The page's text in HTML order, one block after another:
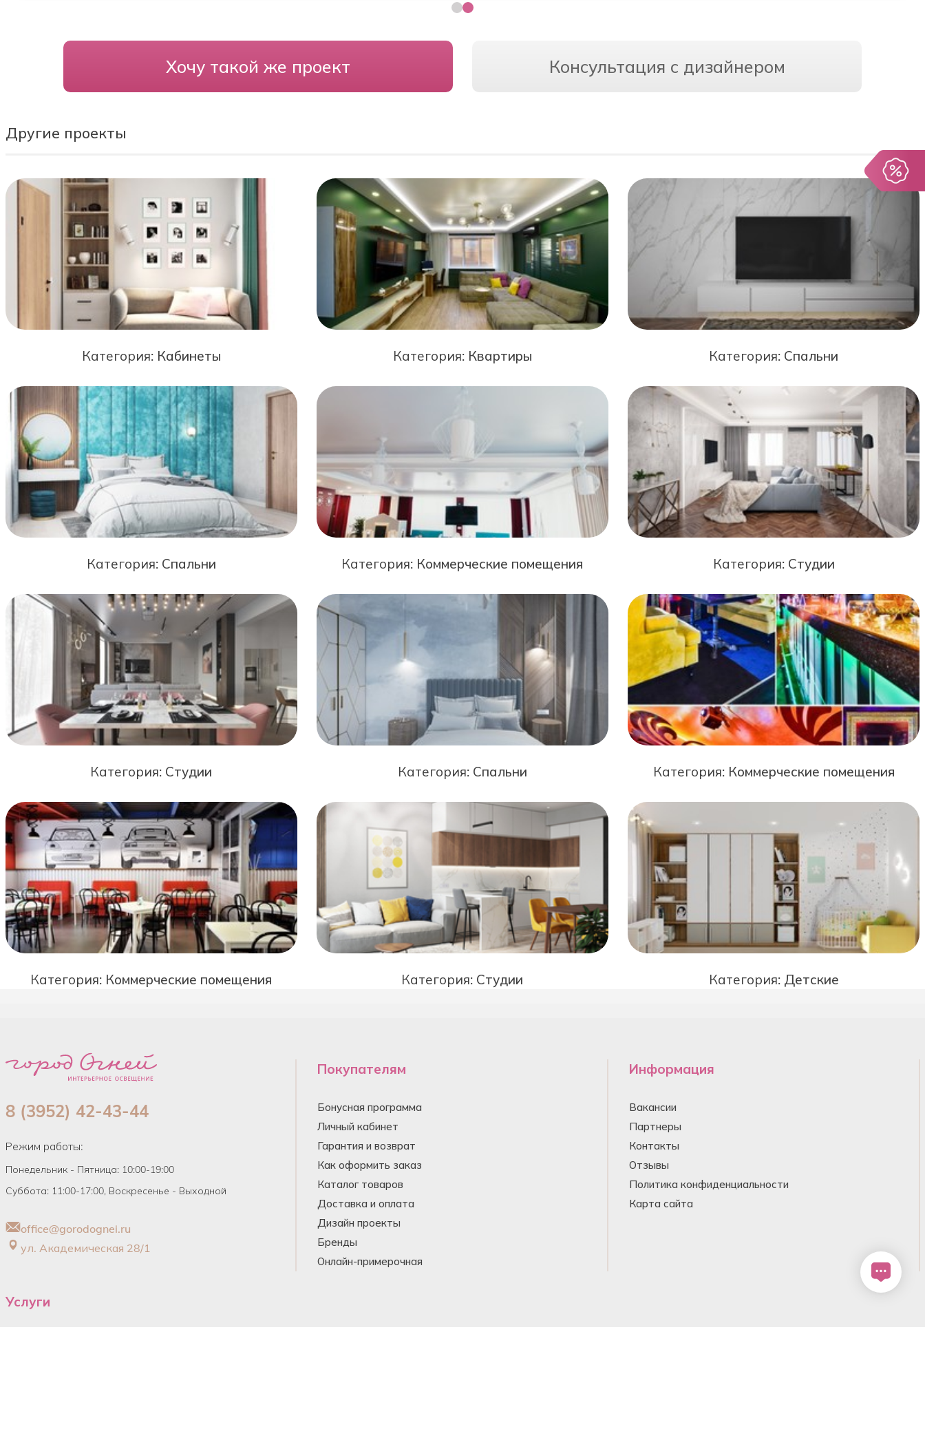
Хочу такой же проект Консультация с дизайнером
Другие проекты
Категория: Кабинеты Категория: Квартиры Категория: Спальни
Категория: Спальни Категория: Коммерческие помещения Категория: Студии
Категория: Студии Категория: Спальни Категория: Коммерческие помещения
Категория: Коммерческие помещения Категория: Студии Категория: Детские
8 (3952) 42-43-44
Режим работы:
Понедельник - Пятница: 10:00-19:00
Суббота: 11:00-17:00, Воскресенье - Выходной
office@gorodognei.ru
ул. Академическая 28/1
Покупателям
Бонусная программа
Личный кабинет
Гарантия и возврат
Как оформить заказ
Каталог товаров
Доставка и оплата
Дизайн проекты
Бренды
Онлайн-примерочная
Информация
Вакансии
Партнеры
Контакты
Отзывы
Политика конфиденциальности
Карта сайта
Услуги